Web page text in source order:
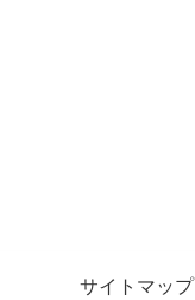
サイトマップ